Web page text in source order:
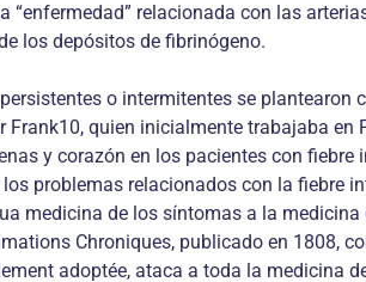
relacionada con las
los depósitos de fibrinógeno.
o intermitentes se
quien inicialmente trabajaba en
y corazón en los pacientes con
problemas relacionados con la fiebre
medicina de los síntomas a la
Chroniques, publicado en 1808,
adoptée, ataca a toda la medicina